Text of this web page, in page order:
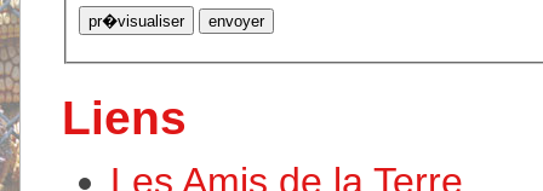
Liens
Les Amis de la Terre